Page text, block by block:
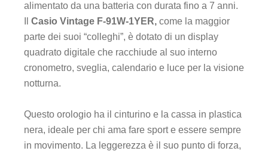
alimentato da una batteria con durata fino a 7 anni.
Casio Vintage F-91W-1YER, come la maggior
parte dei suoi “colleghi”, è dotato di un display
quadrato digitale che racchiude al suo interno
cronometro, sveglia, calendario e luce per la visione
notturna.
Questo orologio ha il cinturino e la cassa in plastica
nera, ideale per chi ama fare sport e essere sempre
in movimento. La leggerezza è il suo punto di forza,